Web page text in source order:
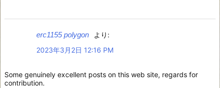
erc1155 polygon
より:
2023年3月2日 12:16 PM
Some genuinely excellent posts on this web site, regards for
contribution.